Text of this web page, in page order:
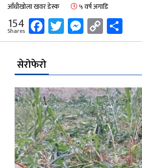
आँधीखोला खवर डेस्क ५ वर्ष अगाडि
154
Shares Facebook
Twitter
Messenger
Copy
Link
सेरोफेरो